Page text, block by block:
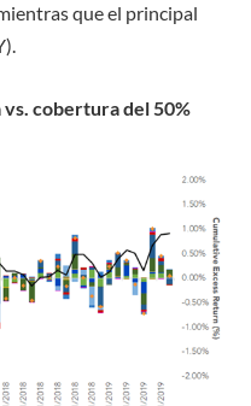
que el principal
cobertura del 50%